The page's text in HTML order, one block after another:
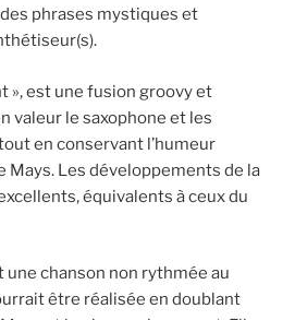
phrases mystiques et
», est une fusion groovy et
valeur le saxophone et les
en conservant l’humeur
Mays. Les développements de la
équivalents à ceux du
une chanson non rythmée au
être réalisée en doublant